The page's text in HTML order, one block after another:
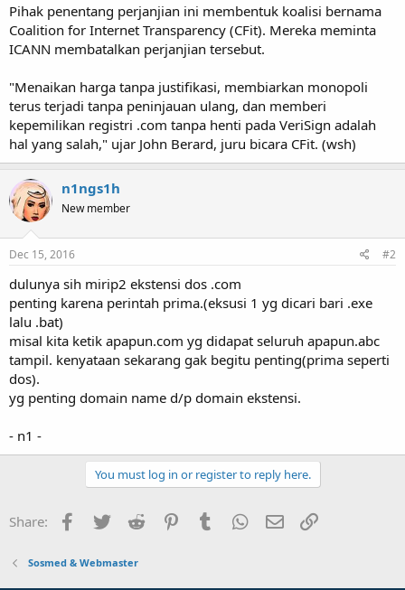
Pihak penentang perjanjian ini membentuk koalisi bernama
Coalition for Internet Transparency (CFit). Mereka meminta
ICANN membatalkan perjanjian tersebut.
"Menaikan harga tanpa justifikasi, membiarkan monopoli
terus terjadi tanpa peninjauan ulang, dan memberi
kepemilikan registri .com tanpa henti pada VeriSign adalah
hal yang salah," ujar John Berard, juru bicara CFit. (wsh)
n1ngs1h
New member
Dec 15, 2016 #2
dulunya sih mirip2 ekstensi dos .com
penting karena perintah prima.(eksusi 1 yg dicari bari .exe
lalu .bat)
misal kita ketik apapun.com yg didapat seluruh apapun.abc
tampil. kenyataan sekarang gak begitu penting(prima seperti
dos).
yg penting domain name d/p domain ekstensi.
- n1 -
You must log in or register to reply here.
Share: Facebook
Twitter Reddit PinterestTumblr WhatsApp
Email
Sosmed & Webmaster